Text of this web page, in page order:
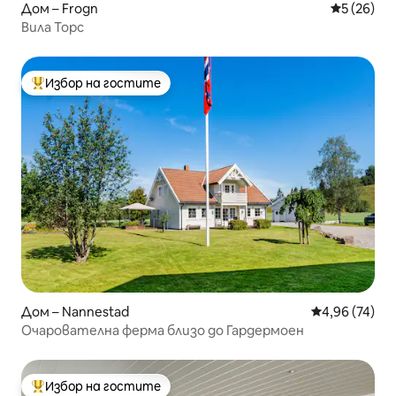
Дом – Frogn Средна
5 (26)
Вила Торс
Най-популярен избор на гостите
Избор на гостите
Дом – Nannestad Средна
4,96 (74)
Очарователна ферма близо до Гардермоен
Избор на гостите